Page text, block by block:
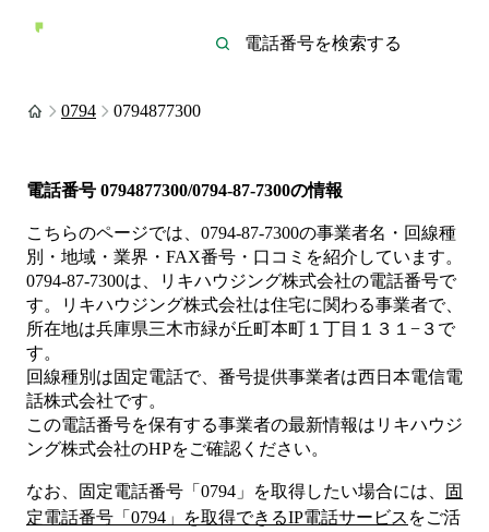
0794 0794877300
電話番号 0794877300/0794-87-7300の情報
こちらのページでは、 0794-87-7300の事業者名・回線種
別・地域・業界・FAX番号・口コミを紹介しています。
0794-87-7300は、 リキハウジング株式会社の電話番号で
す。
リキハウジング株式会社は住宅に関わる事業者で、
所在地は兵庫県三木市緑が丘町本町１丁目１３１−３ で
す。
回線種別は固定電話で、番号提供事業者は西日本電信電
話株式会社です。
この電話番号を保有する事業者の最新情報は リキハウジ
ング株式会社のHPをご確認ください。
なお、固定電話番号「 0794 」を取得したい場合には、
固
定電話番号「 0794 」を取得できるIP電話サービス をご活